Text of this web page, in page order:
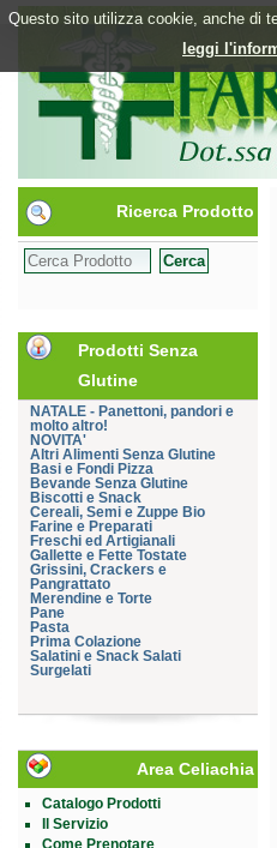
Questo sito utilizza cookie, anche di
leggi
Ricerca Prodotto
Prodotti Senza
Glutine
NATALE - Panettoni, pandori e
molto altro!
NOVITA'
Altri Alimenti Senza Glutine
Basi e Fondi Pizza
Bevande Senza Glutine
Biscotti e Snack
Cereali, Semi e Zuppe Bio
Farine e Preparati
Freschi ed Artigianali
Gallette e Fette Tostate
Grissini, Crackers e
Pangrattato
Merendine e Torte
Pane
Pasta
Prima Colazione
Salatini e Snack Salati
Surgelati
Area Celiachia
Catalogo Prodotti
Il Servizio
Come Prenotare